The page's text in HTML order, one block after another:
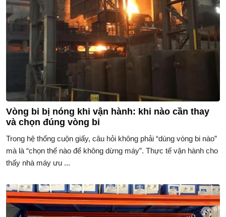
Vòng bi bị nóng khi vận hành: khi nào cần thay
và chọn đúng vòng bi
Trong hệ thống cuộn giấy, câu hỏi không phải “dùng vòng bi nào”
mà là “chọn thế nào để không dừng máy”. Thực tế vận hành cho
thấy nhà máy ưu ...